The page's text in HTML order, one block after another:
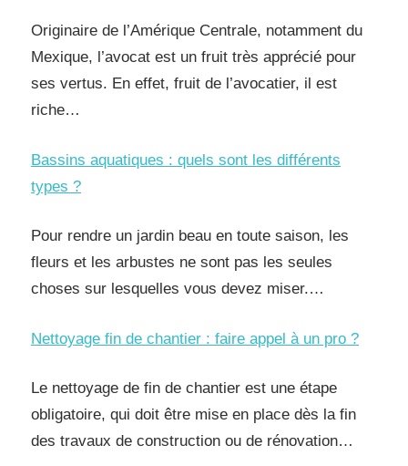
Originaire de l’Amérique Centrale, notamment du
Mexique, l’avocat est un fruit très apprécié pour
ses vertus. En effet, fruit de l’avocatier, il est
riche…
Bassins aquatiques : quels sont les différents
types ?
Pour rendre un jardin beau en toute saison, les
fleurs et les arbustes ne sont pas les seules
choses sur lesquelles vous devez miser.…
Nettoyage fin de chantier : faire appel à un pro ?
Le nettoyage de fin de chantier est une étape
obligatoire, qui doit être mise en place dès la fin
des travaux de construction ou de rénovation…